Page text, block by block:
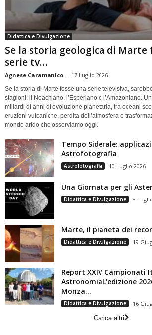
Didattica e Divulgazione
Se la storia geologica di Marte
serie tv…
Agnese Caramanico - 17 Luglio 2026
Se la storia di Marte fosse una serie televisiva,
stagioni: il Noachiano, l’Esperiano e l’Amazoniano.
miliardi di anni di evoluzione planetaria, tra oceani
eruzioni vulcaniche, perdita dell’atmosfera e
mondo arido che osserviamo oggi.
Tempo Siderale:
Astrofotografia
Astrofotografia 10 Luglio 2026
Una Giornata per gli
Didattica e Divulgazione 3
Marte, il pianeta dei
Didattica e Divulgazione 19
Report XXIV Campionati
AstronomiaL'edizione
Monza...
Didattica e Divulgazione
16
Carica altri